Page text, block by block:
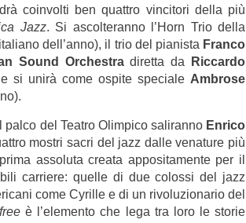
coinvolti ben quattro vincitori della più
Jazz. Si ascolteranno l’Horn Trio della
dell’anno), il trio del pianista Franco
Sound Orchestradiretta da
Riccardo
si unirà come ospite speciale Ambrose
palco del Teatro Olimpico saliranno Enrico
mostri sacri del jazz dalle venature più
assoluta creata appositamente per il
carriere: quelle di due colossi del jazz
come Cyrille e di un rivoluzionario del
free è l’elemento che lega tra loro le storie